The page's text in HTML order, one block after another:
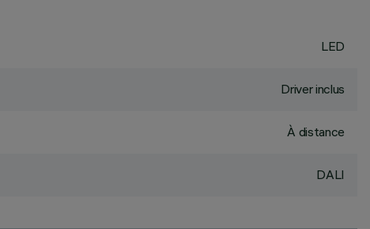
LED
Driver inclus
À distance
DALI